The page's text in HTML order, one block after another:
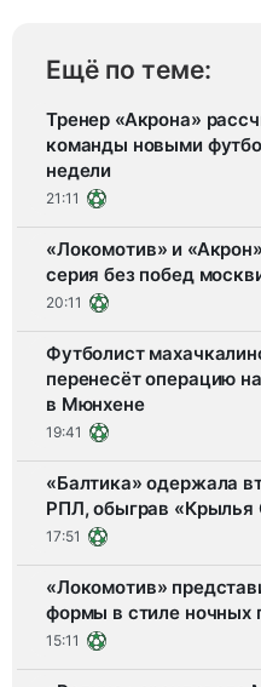
Ещё по теме:
Тренер «Акрона»
команды новыми
недели
21:11
«Локомотив» и
серия без побед
20:11
Футболист
перенесёт операцию
в Мюнхене
19:41
«Балтика» одержала
РПЛ, обыграв «Крылья
17:51
«Локомотив»
формы в стиле ночных
15:11